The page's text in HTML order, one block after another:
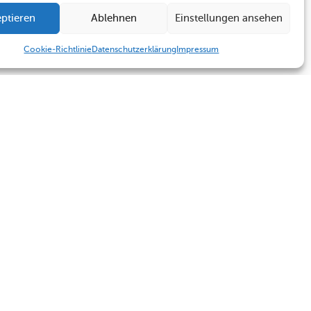
Ablehnen Einstellungen ansehen
Cookie-RichtlinieDatenschutzerklärung Impressum